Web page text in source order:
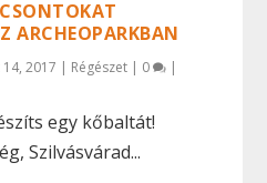
CSONTOKAT
ARCHEOPARKBAN
2017 | Régészet | 0 |
egy kőbaltát!
Szilvásvárad...